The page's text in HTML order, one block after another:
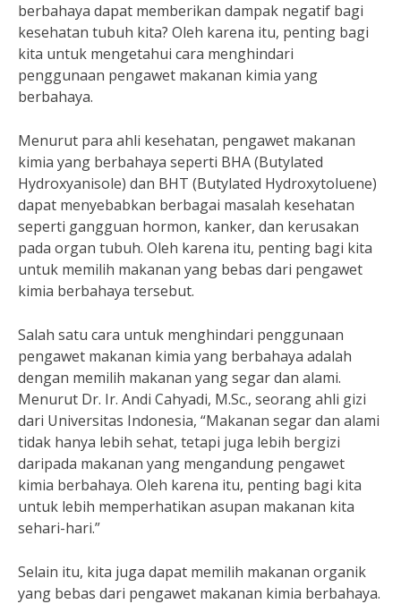
berbahaya dapat memberikan dampak negatif bagi
kesehatan tubuh kita? Oleh karena itu, penting bagi
kita untuk mengetahui cara menghindari
penggunaan pengawet makanan kimia yang
berbahaya.
Menurut para ahli kesehatan, pengawet makanan
kimia yang berbahaya seperti BHA (Butylated
Hydroxyanisole) dan BHT (Butylated Hydroxytoluene)
dapat menyebabkan berbagai masalah kesehatan
seperti gangguan hormon, kanker, dan kerusakan
pada organ tubuh. Oleh karena itu, penting bagi kita
untuk memilih makanan yang bebas dari pengawet
kimia berbahaya tersebut.
Salah satu cara untuk menghindari penggunaan
pengawet makanan kimia yang berbahaya adalah
dengan memilih makanan yang segar dan alami.
Menurut Dr. Ir. Andi Cahyadi, M.Sc., seorang ahli gizi
dari Universitas Indonesia, “Makanan segar dan alami
tidak hanya lebih sehat, tetapi juga lebih bergizi
daripada makanan yang mengandung pengawet
kimia berbahaya. Oleh karena itu, penting bagi kita
untuk lebih memperhatikan asupan makanan kita
sehari-hari.”
Selain itu, kita juga dapat memilih makanan organik
yang bebas dari pengawet makanan kimia berbahaya.